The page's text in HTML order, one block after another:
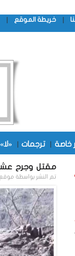
| خريطة الموقع |
خاصة | ترجمات | «لا» 21 السياسي
مقتل وجرح
تم النشر بواسطة موقع